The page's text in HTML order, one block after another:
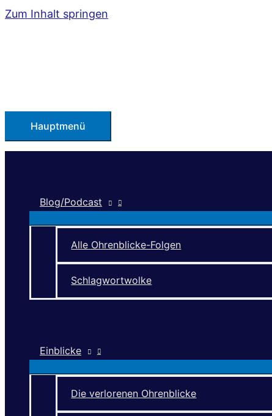
Zum Inhalt springen
Hauptmenü
Blog/Podcast
Alle Ohrenblicke-Folgen
Schlagwortwolke
Einblicke
Die verlorenen Ohrenblicke